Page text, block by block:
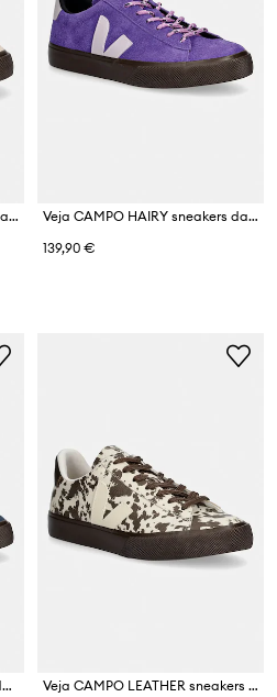
Veja CAMPO HAIRY sneakers da donna
Veja CAMPO HAIRY sneakers da donna in scamoscio
139,90 €
Veja CAMPO SUEDE sneakers da donna in scamoscio
Veja CAMPO LEATHER sneakers da donna in pelle